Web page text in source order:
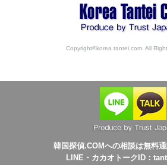
Copyright©korea tantei com. All
韓国探偵.COMへの相談は無料通
LINE・カカオトークID：